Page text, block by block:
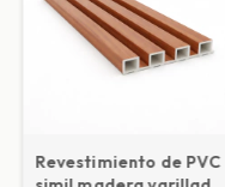
Revestimiento de PVC